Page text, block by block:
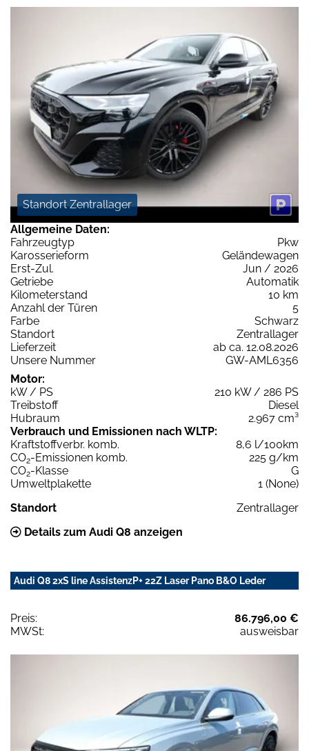
Standort Zentrallager
Allgemeine Daten:
Fahrzeugtyp
Pkw
Karosserieform
Geländewagen
Erst-Zul.
Jun / 2026
Getriebe
Automatik
Kilometerstand
10 km
Anzahl der Türen
5
Farbe
Schwarz
Standort
Zentrallager
Lieferzeit
ab ca. 12.08.2026
Unsere Nummer
GW-AML6356
Motor:
kW / PS
210 kW / 286 PS
Treibstoff
Diesel
Hubraum
2.967 cm³
Verbrauch und Emissionen nach WLTP:
Kraftstoffverbr. komb.
8,6 l/100km
CO2-Emissionen komb.
225 g/km
CO2-Klasse
G
Umweltplakette
1 (None)
Standort
Zentrallager
Details zum Audi Q8 anzeigen
Audi Q8 2xS line AssistenzP+ 22Z Laser Pano B&O Leder
Preis:
86.796,00 €
MWSt:
ausweisbar